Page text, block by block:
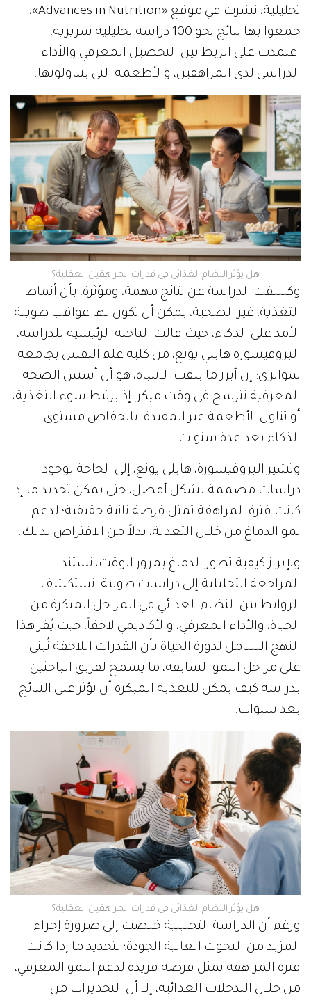
تحليلية، نشرت في موقع «Advances in Nutrition»،
جمعوا بها نتائج نحو 100 دراسة تحليلية سريرية،
اعتمدت على الربط بين التحصيل المعرفي والأداء
الدراسي لدى المراهقين، والأطعمة التي يتناولونها.
هل يؤثر النظام الغذائي في قدرات المراهقين العقلية؟
وكشفت الدراسة عن نتائج مهمة، ومؤثرة، بأن أنماط
التغذية، غير الصحية، يمكن أن تكون لها عواقب طويلة
الأمد على الذكاء، حيث قالت الباحثة الرئيسية للدراسة،
البروفيسورة هايلي يونغ، من كلية علم النفس بجامعة
سوانزي: إن أبرز ما يلفت الانتباه، هو أن أسس الصحة
المعرفية تترسخ في وقت مبكر، إذ يرتبط سوء التغذية،
أو تناول الأطعمة غير المفيدة، بانخفاض مستوى
الذكاء بعد عدة سنوات.
وتشير البروفيسورة، هايلي يونغ، إلى الحاجة لوجود
دراسات مصممة بشكل أفضل، حتى يمكن تحديد ما إذا
كانت فترة المراهقة تمثل فرصة ثانية حقيقية؛ لدعم
نمو الدماغ من خلال التغذية، بدلاً من الافتراض بذلك.
ولإبراز كيفية تطور الدماغ بمرور الوقت، تستند
المراجعة التحليلية إلى دراسات طولية، تستكشف
الروابط بين النظام الغذائي في المراحل المبكرة من
الحياة، والأداء المعرفي، والأكاديمي لاحقاً، حيث يُقر هذا
النهج الشامل لدورة الحياة بأن القدرات اللاحقة تُبنى
على مراحل النمو السابقة، ما يسمح لفريق الباحثين
بدراسة كيف يمكن للتغذية المبكرة أن تؤثر على النتائج
بعد سنوات.
هل يؤثر النظام الغذائي في قدرات المراهقين العقلية؟
ورغم أن الدراسة التحليلية خلصت إلى ضرورة إجراء
المزيد من البحوث العالية الجودة؛ لتحديد ما إذا كانت
فترة المراهقة تمثل فرصة فريدة لدعم النمو المعرفي،
من خلال التدخلات الغذائية، إلا أن التحذيرات من